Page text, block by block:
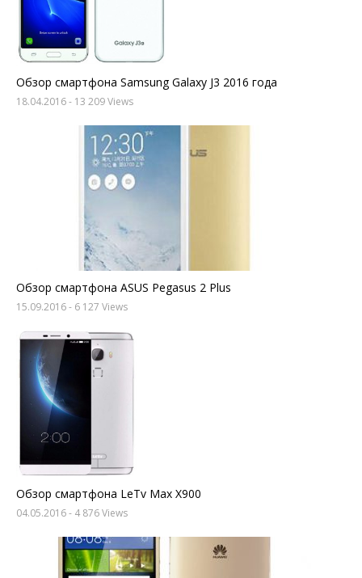
Обзор смартфона Samsung Galaxy J3 2016 года
18.04.2016- 13 209 Views
Обзор смартфона ASUS Pegasus 2 Plus
15.09.2016- 6 127 Views
Обзор смартфона LeTv Max X900
04.05.2016- 4 876 Views